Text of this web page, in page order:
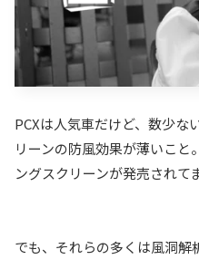
PCXは人気車だけど、数少な
リーンの防風効果が薄いこ
ングスクリーンが発売されて
でも、それらの多くは風洞